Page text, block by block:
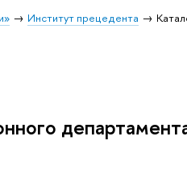
Институт прецедента